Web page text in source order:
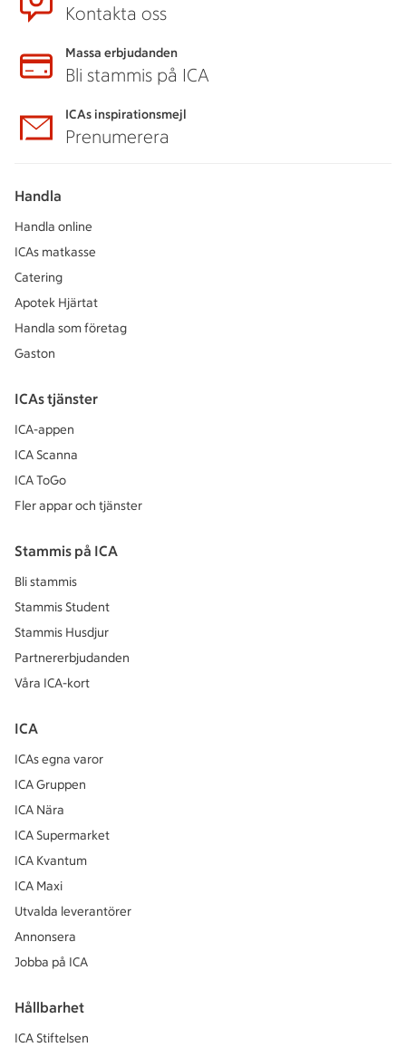
Kontakta oss
Massa erbjudanden
Bli stammis på ICA
ICAs inspirationsmejl
Prenumerera
Handla
Handla online
ICAs matkasse
Catering
Apotek Hjärtat
Handla som företag
Gaston
ICAs tjänster
ICA-appen
ICA Scanna
ICA ToGo
Fler appar och tjänster
Stammis på ICA
Bli stammis
Stammis Student
Stammis Husdjur
Partnererbjudanden
Våra ICA-kort
ICA
ICAs egna varor
ICA Gruppen
ICA Nära
ICA Supermarket
ICA Kvantum
ICA Maxi
Utvalda leverantörer
Annonsera
Jobba på ICA
Hållbarhet
ICA Stiftelsen